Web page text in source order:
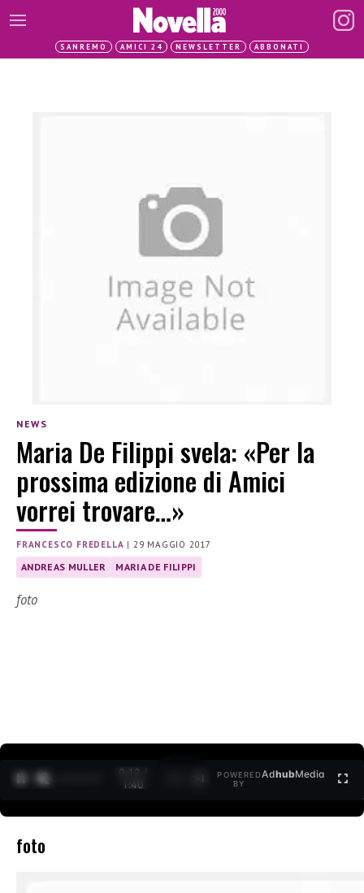
SANREMO AMICI 24 NEWSLETTER ABBONATI
NEWS
Maria De Filippi svela: «Per la
prossima edizione di Amici
vorrei trovare…»
FRANCESCO FREDELLA | 29 MAGGIO 2017
ANDREAS MULLER MARIA DE FILIPPI
foto
0:12 /
1:40
POWERED
BY
AdhubMedia
foto